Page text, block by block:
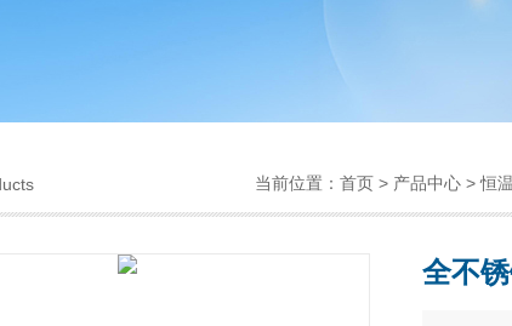
当前位置： 首页 > 产品中心 >恒
全不